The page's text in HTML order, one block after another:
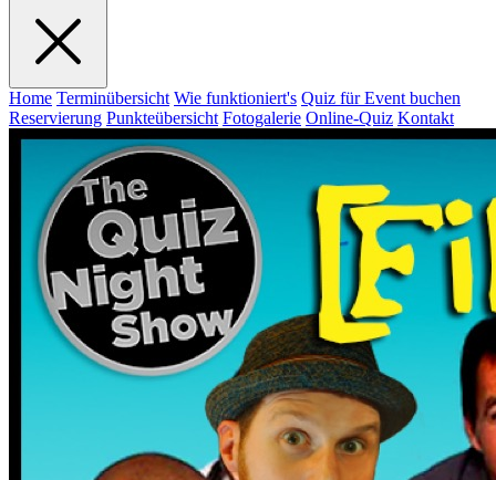
Home Terminübersicht Wie funktioniert's Quiz für Event buchen
Reservierung Punkteübersicht Fotogalerie Online-Quiz Kontakt